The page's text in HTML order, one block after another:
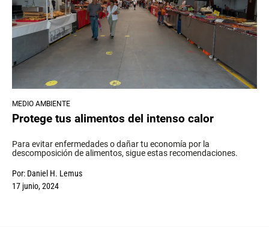
MEDIO AMBIENTE
Protege tus alimentos del intenso calor
Para evitar enfermedades o dañar tu economía por la
descomposición de alimentos, sigue estas recomendaciones.
Por: Daniel H. Lemus
17 junio, 2024